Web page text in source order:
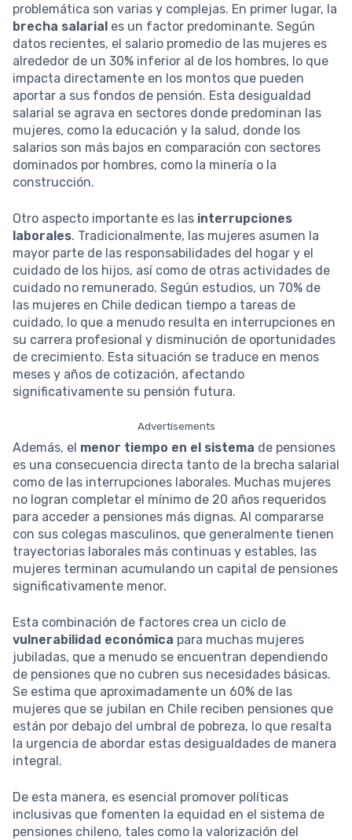
problemática son varias y complejas. En primer lugar, la
brecha salarial es un factor predominante. Según
datos recientes, el salario promedio de las mujeres es
alrededor de un 30% inferior al de los hombres, lo que
impacta directamente en los montos que pueden
aportar a sus fondos de pensión. Esta desigualdad
salarial se agrava en sectores donde predominan las
mujeres, como la educación y la salud, donde los
salarios son más bajos en comparación con sectores
dominados por hombres, como la minería o la
construcción.
Otro aspecto importante es las interrupciones
laborales. Tradicionalmente, las mujeres asumen la
mayor parte de las responsabilidades del hogar y el
cuidado de los hijos, así como de otras actividades de
cuidado no remunerado. Según estudios, un 70% de
las mujeres en Chile dedican tiempo a tareas de
cuidado, lo que a menudo resulta en interrupciones en
su carrera profesional y disminución de oportunidades
de crecimiento. Esta situación se traduce en menos
meses y años de cotización, afectando
significativamente su pensión futura.
Advertisements
Además, el menor tiempo en el sistema de pensiones
es una consecuencia directa tanto de la brecha salarial
como de las interrupciones laborales. Muchas mujeres
no logran completar el mínimo de 20 años requeridos
para acceder a pensiones más dignas. Al compararse
con sus colegas masculinos, que generalmente tienen
trayectorias laborales más continuas y estables, las
mujeres terminan acumulando un capital de pensiones
significativamente menor.
Esta combinación de factores crea un ciclo de
vulnerabilidad económica para muchas mujeres
jubiladas, que a menudo se encuentran dependiendo
de pensiones que no cubren sus necesidades básicas.
Se estima que aproximadamente un 60% de las
mujeres que se jubilan en Chile reciben pensiones que
están por debajo del umbral de pobreza, lo que resalta
la urgencia de abordar estas desigualdades de manera
integral.
De esta manera, es esencial promover políticas
inclusivas que fomenten la equidad en el sistema de
pensiones chileno, tales como la valorización del